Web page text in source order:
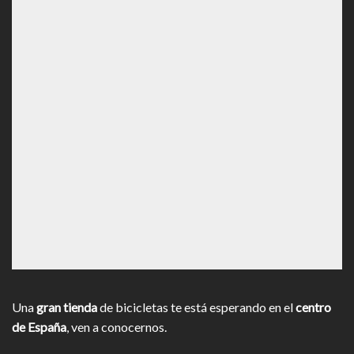
Unagran tiendade bicicletas te está esperando en elcentro
de España, ven a conocernos.